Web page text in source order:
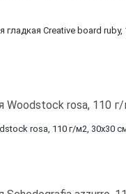
гладкая Creative board ruby,
rosa, 110 г/м2, 30х30